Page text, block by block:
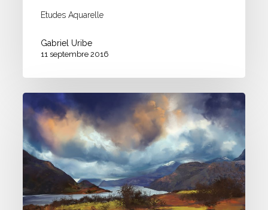
Etudes Aquarelle
Gabriel Uribe
11 septembre 2016
Etude
Environnement
#03